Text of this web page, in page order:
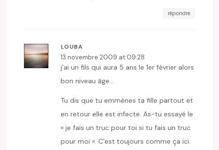
répondre
LOUBA
13 novembre 2009 at 09:28
j’ai un fils qui aura 5 ans le 1er février alors
bon niveau âge…
Tu dis que tu emmènes ta fille partout et
en retour elle est infecte. As-tu essayé le
« je fais un truc pour toi si tu fais un truc
pour moi ». C’est toujours comme ça ici.